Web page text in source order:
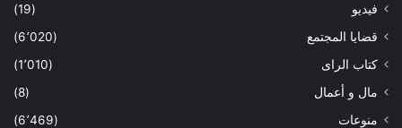
فيديو
(19)
قضايا المجتمع
(6٬020)
كتاب الراى
(1٬010)
مال و أعمال
(8)
منوعات
(6٬469)